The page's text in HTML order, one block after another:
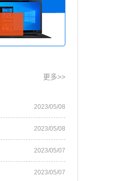
更多>>
2023/05/08
2023/05/08
2023/05/07
2023/05/07